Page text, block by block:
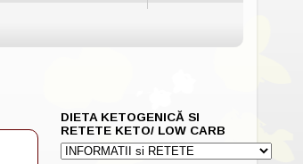
DIETA KETOGENICĂ SI
RETETE KETO/ LOW CARB